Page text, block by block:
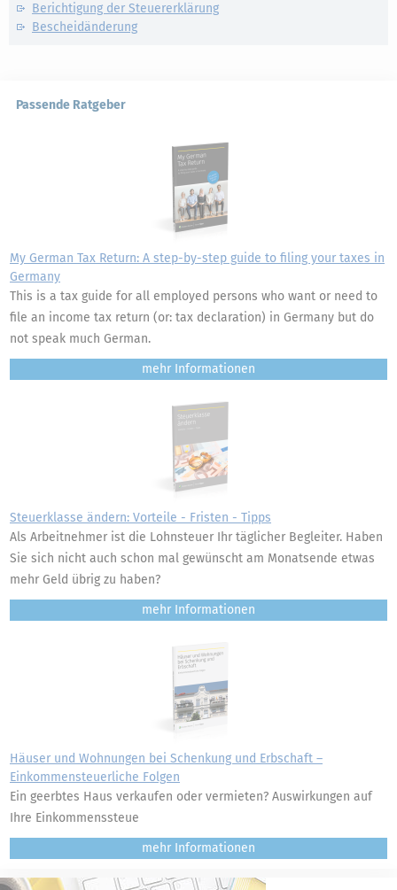
Berichtigung der Steuererklärung
Bescheidänderung
Passende Ratgeber
My German Tax Return: A step-by-step guide to filing your taxes in
Germany
This is a tax guide for all employed persons who want or need to
file an income tax return (or: tax declaration) in Germany but do
not speak much German.
mehr
Steuerklasse ändern: Vorteile - Fristen - Tipps
Als Arbeitnehmer ist die Lohnsteuer Ihr täglicher Begleiter. Haben
Sie sich nicht auch schon mal gewünscht am Monatsende etwas
mehr Geld übrig zu haben?
mehr
Häuser und Wohnungen bei Schenkung und Erbschaft –
Einkommensteuerliche Folgen
Ein geerbtes Haus verkaufen oder vermieten? Auswirkungen auf
Ihre Einkommenssteue
mehr